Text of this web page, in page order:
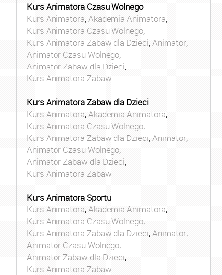
Kurs Animatora Czasu Wolnego
Kurs Animatora,Akademia Animatora,
Kurs Animatora Czasu Wolnego,
Kurs Animatora Zabaw dla Dzieci,Animator,
Animator Czasu Wolnego,
Animator Zabaw dla Dzieci,
Kurs Animatora Zabaw
Kurs Animatora Zabaw dla Dzieci
Kurs Animatora,Akademia Animatora,
Kurs Animatora Czasu Wolnego,
Kurs Animatora Zabaw dla Dzieci,Animator,
Animator Czasu Wolnego,
Animator Zabaw dla Dzieci,
Kurs Animatora Zabaw
Kurs Animatora Sportu
Kurs Animatora,Akademia Animatora,
Kurs Animatora Czasu Wolnego,
Kurs Animatora Zabaw dla Dzieci,Animator,
Animator Czasu Wolnego,
Animator Zabaw dla Dzieci,
Kurs Animatora Zabaw